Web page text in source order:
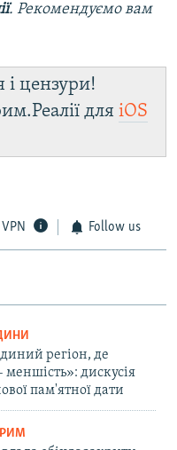
. Рекомендуємо вам
цензури!
для iOS
Follow us
регіон, де
меншість»: дискусія
пам'ятної дати